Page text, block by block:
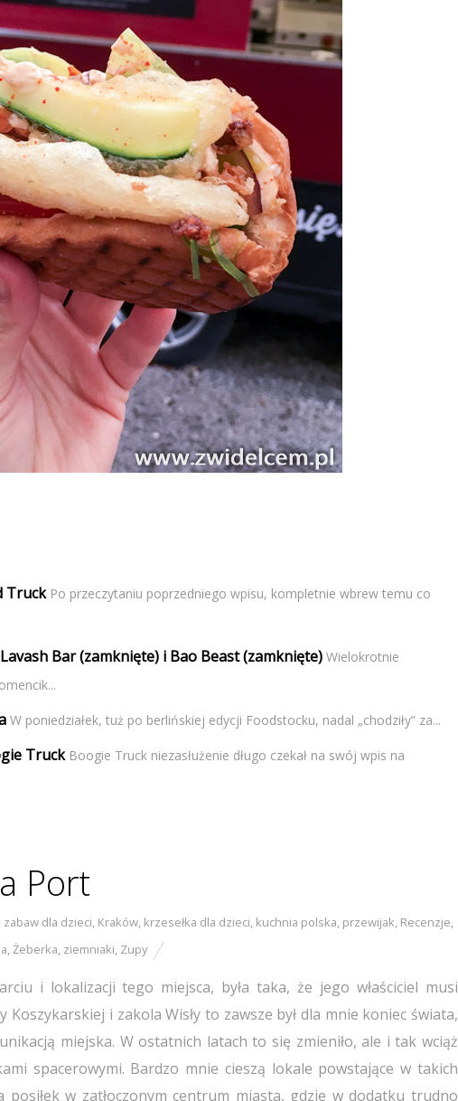
Truck Po przeczytaniu poprzedniego wpisu, kompletnie wbrew temu co
Bar (zamknięte) i Bao Beast (zamknięte) Wielokrotnie
W poniedziałek, tuż po berlińskiej edycji Foodstocku, nadal „chodziły” za...
Truck Boogie Truck niezasłużenie długo czekał na swój wpis na
Port
zabaw dla dzieci, Kraków, krzesełka dla dzieci, kuchnia polska, przewijak, Recenzje,
,Żeberka, ziemniaki, Zupy
i lokalizacji tego miejsca, była taka, że jego właściciel musi
i zakola Wisły to zawsze był dla mnie koniec świata,
miejska. W ostatnich latach to się zmieniło, ale i tak wciąż
spacerowymi. Bardzo mnie cieszą lokale powstające w takich
w zatłoczonym centrum miasta, gdzie w dodatku trudno